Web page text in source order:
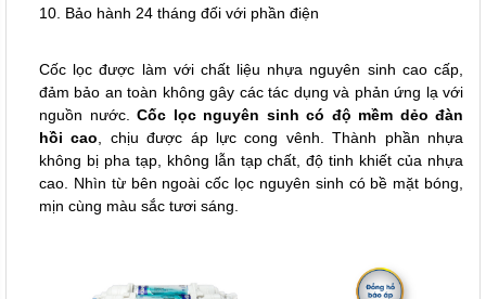
10. Bảo hành 24 tháng đối với phần điện
Cốc lọc được làm với chất liệu nhựa nguyên sinh cao cấp,
đảm bảo an toàn không gây các tác dụng và phản ứng lạ với
nguồn nước. Cốc lọc nguyên sinh có độ mềm dẻo đàn
hồi cao , chịu được áp lực cong vênh. Thành phần nhựa
không bị pha tạp, không lẫn tạp chất, độ tinh khiết của nhựa
cao. Nhìn từ bên ngoài cốc lọc nguyên sinh có bề mặt bóng,
mịn cùng màu sắc tươi sáng.